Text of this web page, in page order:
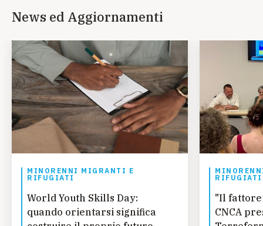
News ed Aggiornamenti
MINORENNI MIGRANTI E
RIFUGIATI
World Youth Skills Day:
quando orientarsi significa
RIFUGIATI
"Il fattore
CNCA